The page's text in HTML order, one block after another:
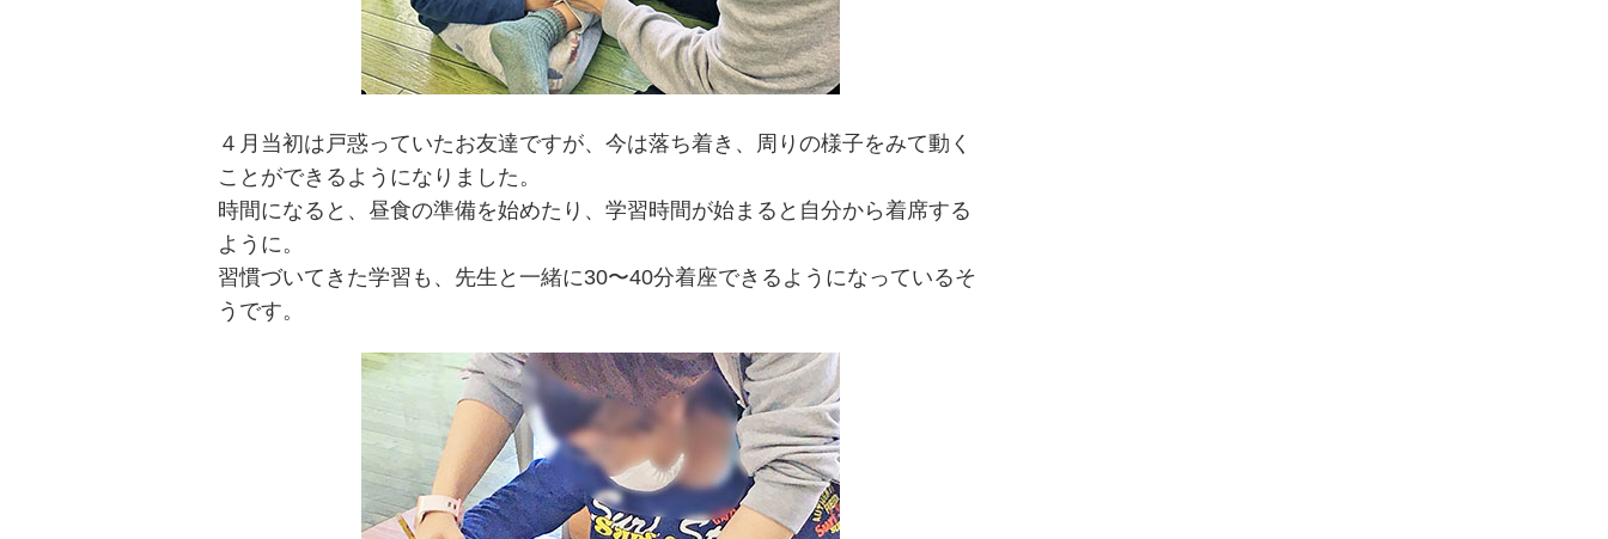
４月当初は戸惑っていたお友達ですが、今は落ち着き、周りの様子をみて動く
ことができるようになりました。
時間になると、昼食の準備を始めたり、学習時間が始まると自分から着席する
ように。
習慣づいてきた学習も、先生と一緒に30〜40分着座できるようになっているそ
うです。